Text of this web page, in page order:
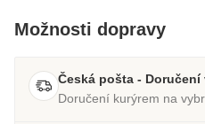
Možnosti dopravy
Česká pošta -
Doručení kurýrem na